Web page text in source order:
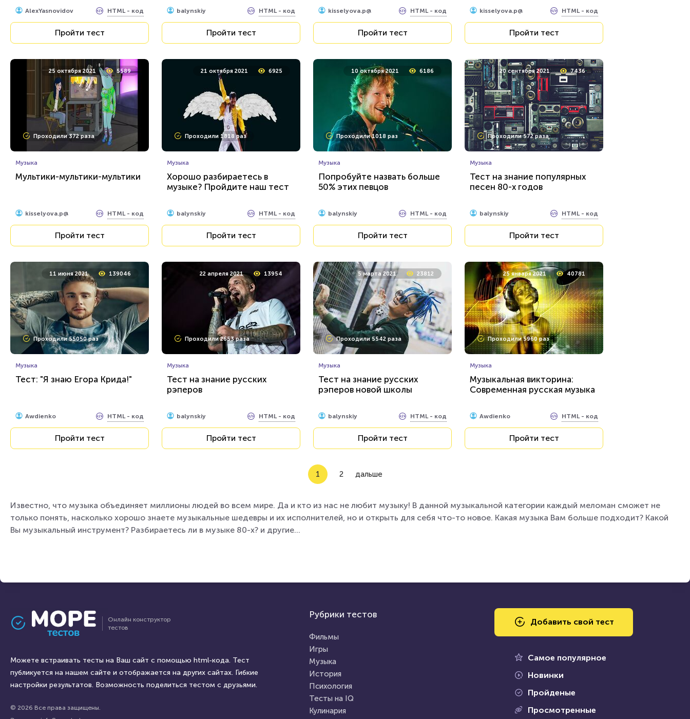
AlexYasnovidov HTML - код
Пройти тест
balynskiy HTML - код
Пройти тест
kisselyova.p@ HTML - код
Пройти тест
kisselyova.p@ HTML - код
Пройти тест
25 октября 2021 5589
Проходили 372 раза
Музыка
Мультики-мультики-мультики
kisselyova.p@ HTML - код
Пройти тест
21 октября 2021 6925
Проходили 1818 раз
Музыка
Хорошо разбираетесь в
музыке? Пройдите наш тест
balynskiy HTML - код
Пройти тест
10 октября 2021 6186
Проходили 1018 раз
Музыка
Попробуйте назвать больше
50% этих певцов
balynskiy HTML - код
Пройти тест
20 сентября 2021 7436
Проходили 572 раза
Музыка
Тест на знание популярных
песен 80-х годов
balynskiy HTML - код
Пройти тест
11 июня 2021 139046
Проходили 55050 раз
Музыка
Тест: "Я знаю Егора Крида!"
Awdienko HTML - код
Пройти тест
22 апреля 2021 13954
Проходили 2653 раза
Музыка
Тест на знание русских
рэперов
balynskiy HTML - код
Пройти тест
5 марта 2021 23812
Проходили 5542 раза
Музыка
Тест на знание русских
рэперов новой школы
balynskiy HTML - код
Пройти тест
25 января 2021 40781
Проходили 5960 раз
Музыка
Музыкальная викторина:
Современная русская музыка
Awdienko HTML - код
Пройти тест
1 2 дальше
Известно, что музыка объединяет миллионы людей во всем мире. Да и кто из нас не любит музыку! В данной музыкальной категории каждый меломан сможет не
только понять, насколько хорошо знаете музыкальные шедевры и их исполнителей, но и открыть для себя что-то новое. Какая музыка Вам больше подходит? Какой
Вы музыкальный инструмент? Разбираетесь ли в музыке 80-х? и другие…
Онлайн конструктор
тестов
Можете встраивать тесты на Ваш сайт с помощью html-кода. Тест
публикуется на нашем сайте и отображается на других сайтах. Гибкие
настройки результатов. Возможность поделиться тестом с друзьями.
© 2026 Все права защищены.
Рубрики тестов
Фильмы
Игры
Музыка
История
Психология
Тесты на IQ
Кулинария
Добавить свой тест
Самое популярное
Новинки
Пройденые
Просмотренные